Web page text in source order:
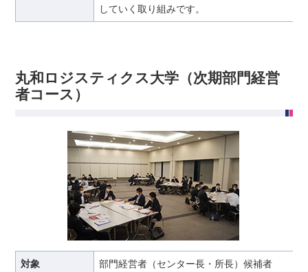
していく取り組みです。
丸和ロジスティクス大学（次期部門経営
者コース）
対象 部門経営者（センター長・所長）候補者